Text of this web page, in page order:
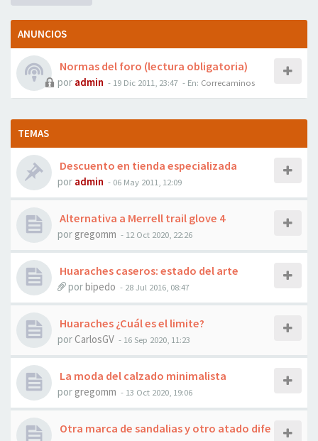
ANUNCIOS
Normas del foro (lectura obligatoria)
por admin - 19 Dic 2011, 23:47 - En: Correcaminos
TEMAS
Descuento en tienda especializada
por admin - 06 May 2011, 12:09
Alternativa a Merrell trail glove 4
por gregomm - 12 Oct 2020, 22:26
Huaraches caseros: estado del arte
porbipedo - 28 Jul 2016, 08:47
Huaraches ¿Cuál es el limite?
por CarlosGV - 16 Sep 2020, 11:23
La moda del calzado minimalista
por gregomm - 13 Oct 2020, 19:06
Otra marca de sandalias y otro atado dife